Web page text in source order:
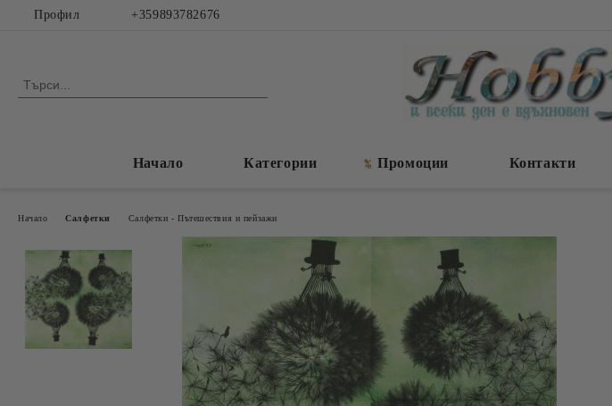
Профил +359893782676
Начало Категории Промоции Контакти
Начало Салфетки Салфетки - Пътешествия и пейзажи